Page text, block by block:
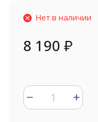
Нет в наличии
8 190 ₽